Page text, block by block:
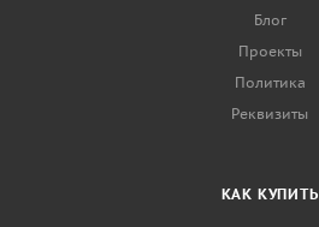
Блог
Проекты
Политика
Реквизиты
КАК КУПИТЬ